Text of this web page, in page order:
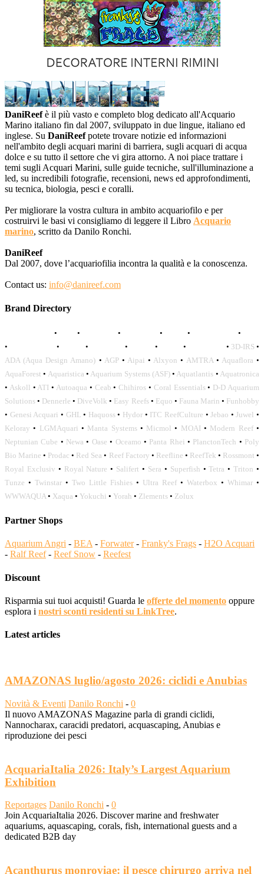
DaniReefè il più vasto e completo blog dedicato all'Acquario
Marino italiano fin dal 2007, sviluppato in due lingue, italiano ed
inglese. Su DaniReefpotete trovare notizie ed informazioni
nell'ambito degli acquari marini di barriera, sugli acquari di acqua
dolce e su tutto il settore che vi gira attorno. A noi piace trattare i
temi sugli Acquari Marini, sulle guide tecniche, sull'illuminazione a
led, su incredibili fotografie, recensioni, news ed approfondimenti,
su tecnica, biologia, pesci e coralli.
Per migliorare la vostra cultura in ambito acquariofilo e per
costruirvi le basi vi consigliamo di leggere il Libro Acquario
marino, scritto da Danilo Ronchi.
DaniReef
Dal 2007, dove l’acquariofilia incontra la qualità e la conoscenza.
Contact us: info@danireef.com
Brand Directory
• • • • • •
•
• • • • • • 3D-IRS •
ADA (Aqua Design Amano) • AGP• Aipai • Alxyon • AMTRA• Aquaflora •
AquaForest • Aquaristica • Aquarium Systems (ASF)• Aquatlantis • Aquatronica
• Askoll • ATI • Autoaqua • Ceab • Chihiros • Coral Essentials• D-D Aquarium
Solutions • Dennerle • DiveVolk • Easy Reefs• Equo • Fauna Marin • Funhobby
• Genesi Acquari • GHL • Haquoss• Hydor • ITC ReefCulture •Jebao •Juwel •
Keloray • LGMAquari • Manta Systems• Micmol • MOAI • Modern Reef•
Neptunian Cube • Newa • Oase • Oceamo • Panta Rhei • PlanctonTech • Poly
Bio Marine • Prodac • Red Sea • Reef Factory • Reefline • ReefTek • Rossmont •
Royal Exclusiv • Royal Nature • Salifert • Sera • Superfish •Tetra •Triton •
Tunze • Twinstar • Two Little Fishies • Ultra Reef • Waterbox • Whimar •
WWWAQUA • Xaqua • Yokuchi • Yorah • Zlements • Zolux
Partner Shops
Aquarium Angri - BEA- Forwater- Franky's Frags - H2O Acquari
- Ralf Reef- Reef Snow - Reefest
Discount
Risparmia sui tuoi acquisti! Guarda le offerte del momento oppure
esplora i nostri sconti residenti su LinkTree.
Latest articles
AMAZONAS luglio/agosto 2026: ciclidi e Anubias
Novità & Eventi Danilo Ronchi - 0
Il nuovo AMAZONAS Magazine parla di grandi ciclidi,
Nannocharax, caracidi predatori, acquascaping, Anubias e
riproduzione dei pesci
AcquariaItalia 2026: Italy’s Largest Aquarium
Exhibition
Reportages Danilo Ronchi - 0
Join AcquariaItalia 2026. Discover marine and freshwater
aquariums, aquascaping, corals, fish, international guests and a
dedicated B2B day
Acanthurus monroviae: il pesce chirurgo arriva nel